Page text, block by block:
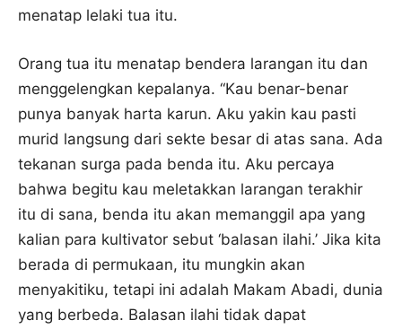
menatap lelaki tua itu.
Orang tua itu menatap bendera larangan itu dan
menggelengkan kepalanya. “Kau benar-benar
punya banyak harta karun. Aku yakin kau pasti
murid langsung dari sekte besar di atas sana. Ada
tekanan surga pada benda itu. Aku percaya
bahwa begitu kau meletakkan larangan terakhir
itu di sana, benda itu akan memanggil apa yang
kalian para kultivator sebut ‘balasan ilahi.’ Jika kita
berada di permukaan, itu mungkin akan
menyakitiku, tetapi ini adalah Makam Abadi, dunia
yang berbeda. Balasan ilahi tidak dapat